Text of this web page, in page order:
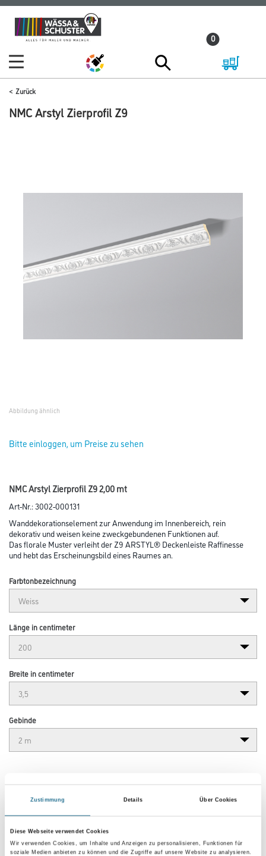
Zustimmung Details Über Cookies
Diese Webseite verwendet Cookies
Wir verwenden Cookies, um Inhalte und Anzeigen zu personalisieren, Funktionen für
soziale Medien anbieten zu können und die Zugriffe auf unsere Website zu analysieren.
Zum
Inhalt
Zum
Navigationsmenü
0
Zurück
NMC Arstyl Zierprofil Z9
Abbildung ähnlich
Bitte einloggen, um Preise zu sehen
NMC Arstyl Zierprofil Z9 2,00 mt
Art-Nr.:3002-000131
Wanddekorationselement zur Anwendung im Innenbereich, rein
dekorativ und weisen keine zweckgebundenen Funktionen auf.
Das florale Muster verleiht der Z9 ARSTYL® Deckenleiste Raffinesse
und hebt das Erscheinungsbild eines Raumes an.
Farbtonbezeichnung
Länge in centimeter
Breite in centimeter
Gebinde
Umrechnungsfaktoren